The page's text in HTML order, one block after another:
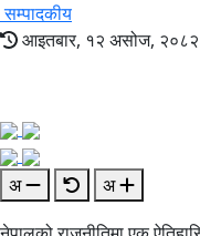
सम्पादकीय
आइतबार, १२ असोज,
अ
अ